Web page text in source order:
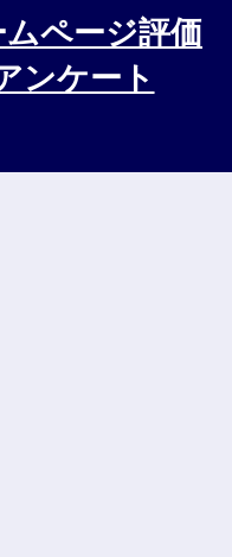
ページ評価
ンケート